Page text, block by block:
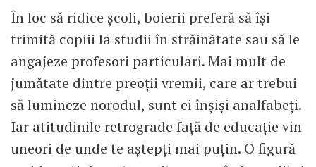
În loc să ridice școli, boierii preferă să își
trimită copiii la studii în străinătate sau să le
angajeze profesori particulari. Mai mult de
jumătate dintre preoții vremii, care ar trebui
să lumineze norodul, sunt ei înșiși analfabeți.
Iar atitudinile retrograde față de educație vin
uneori de unde te aștepți mai puțin. O figură